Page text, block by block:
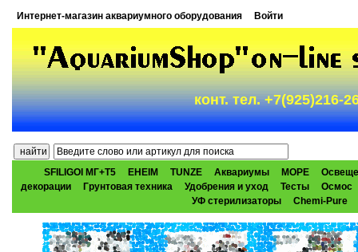
Интернет-магазин аквариумного оборудования Войти
конт. тел. +7(925)216-
SFILIGOI МГ+Т5 EHEIM TUNZE Аквариумы МОРЕ
декорации
Грунтовая техника Удобрения и уход Тесты
Осмос
УФ стерилизаторы
Chemi-Pure